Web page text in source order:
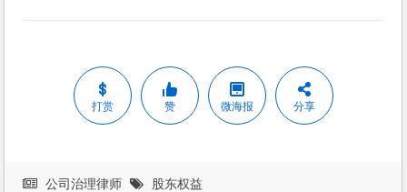
打赏 赞 微海报 分享
公司治理律师 股东权益